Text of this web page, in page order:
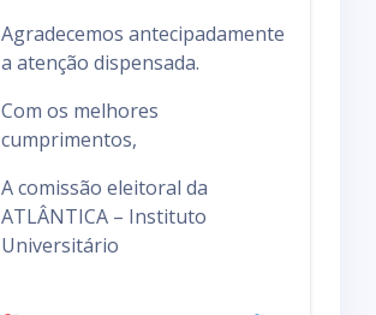
Agradecemos antecipadamente
a atenção dispensada.
Com os melhores
cumprimentos,
A comissão eleitoral da
ATLÂNTICA – Instituto
Universitário